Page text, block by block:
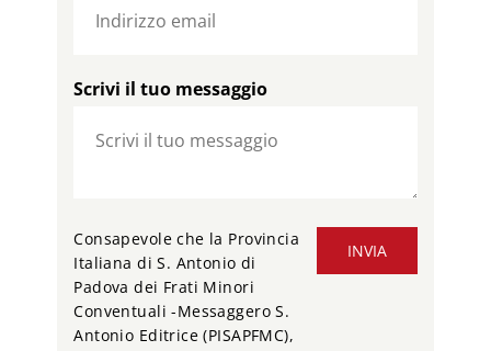
Scrivi il tuo messaggio
INVIA
Consapevole che la Provincia
Italiana di S. Antonio di
Padova dei Frati Minori
Conventuali -Messaggero S.
Antonio Editrice (PISAPFMC),